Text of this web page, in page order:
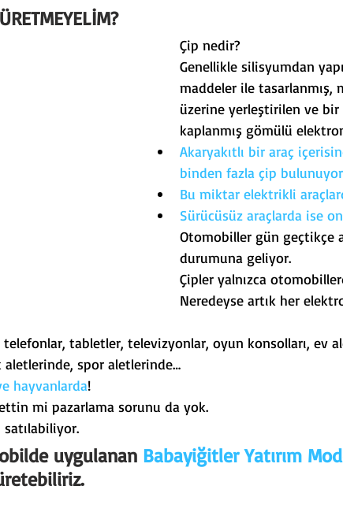
Çip nedir?
Genellikle silisyumdan
maddeler ile tasarlanmış,
üzerine yerleştirilen ve
kaplanmış gömülü
Akaryakıtlı bir araç
binden fazla çip
Bu miktar elektrikli
Sürücüsüz araçlarda ise
Otomobiller gün geçtikçe
durumuna geliyor.
Çipler yalnızca
Neredeyse artık her
telefonlar, tabletler, televizyonlar, oyun konsolları, ev
aletlerinde, spor aletlerinde…
hayvanlarda!
mi pazarlama sorunu da yok.
uygulanan Babayiğitler Yatırım